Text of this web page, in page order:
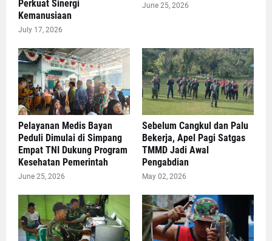
Perkuat Sinergi
Kemanusiaan
July 17, 2026
June 25, 2026
Pelayanan Medis Bayan
Peduli Dimulai di Simpang
Empat TNI Dukung Program
Kesehatan Pemerintah
June 25, 2026
Sebelum Cangkul dan Palu
Bekerja, Apel Pagi Satgas
TMMD Jadi Awal
Pengabdian
May 02, 2026